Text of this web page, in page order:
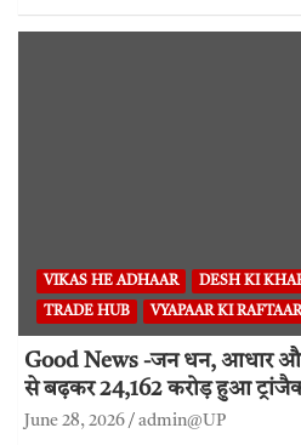
VIKAS HE ADHAAR DESH KI
TRADE HUB VYAPAAR KI RAFTAAR
Good News -जन धन, आधार
से बढ़कर 24,162 करोड़ हुआ
June 28, 2026 admin@UP